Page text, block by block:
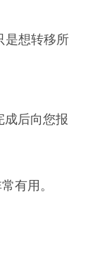
是想转移所
成后向您报
有用。